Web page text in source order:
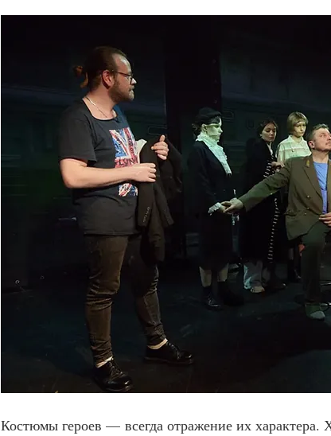
Костюмы героев — всегда отражение их характера.